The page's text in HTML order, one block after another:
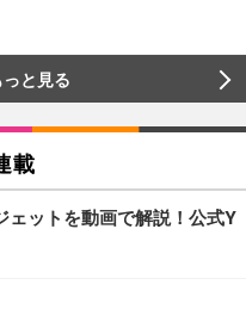
と見る
載
ェットを動画で解説！公式Y